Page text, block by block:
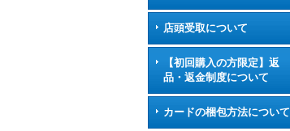
店頭受取について
【初回購入の方限定】返
品・返金制度について
カードの梱包方法について